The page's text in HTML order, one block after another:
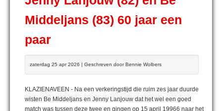
Middeljans (83) 60 jaar een
paar
zaterdag 25 apr 2026 | Geschreven door Bennie Wolbers
KLAZIENAVEEN - Na een verkeringstijd die ruim zes jaar duurde
wisten Be Middeljans en Jenny Lanjouw dat het wel een goed
match was tussen deze twee en gingen op 15 april 19966 naar het